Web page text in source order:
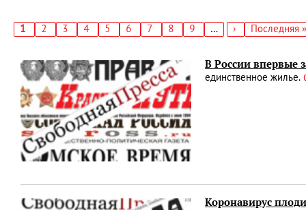
Текущая
1 Страница
2 Страница
3 Страница
4 Страница
5 Страница
6 Страница
7 Страница
8 Страница
9 …
Следующая
›
Последняя
Последняя »
В России впервые
единственное жилье.
Коронавирус